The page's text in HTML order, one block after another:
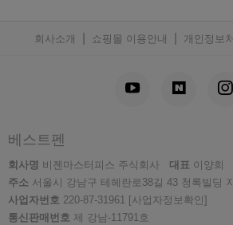
회사소개 쇼핑몰 이용안내 개인정보
베스트펜
회사명 비젠마스터피스 주식회사 대표 이양희
주소 서울시 강남구 테헤란로38길 43 청록빌딩
사업자번호 220-87-31961 [사업자정보확인]
통신판매번호 제 강남-11791호